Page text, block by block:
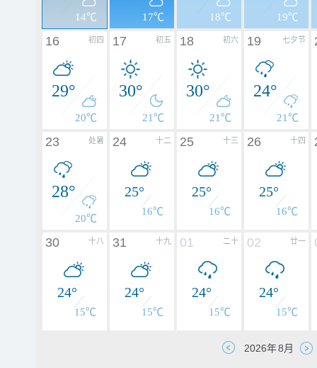
14℃ 17℃ 18℃ 19℃
初四
16
29°
20℃
初五
17
30°
21℃
初六
18
30°
21℃
七夕节
19
24°
21℃
处暑
23
28°
20℃
十二
24
25°
16℃
十三
25
25°
16℃
十四
26
25°
16℃
十八
30
24°
15℃
十九
31
24°
15℃
二十
01
24°
15℃
廿一
02
24°
15℃